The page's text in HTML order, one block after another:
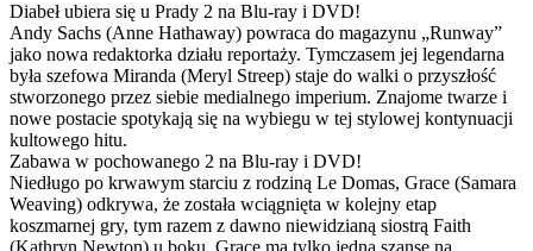
Diabeł ubiera się u Prady 2 na Blu-ray i DVD!
Andy Sachs (Anne Hathaway) powraca do magazynu „Runway”
jako nowa redaktorka działu reportaży. Tymczasem jej legendarna
była szefowa Miranda (Meryl Streep) staje do walki o przyszłość
stworzonego przez siebie medialnego imperium. Znajome twarze i
nowe postacie spotykają się na wybiegu w tej stylowej kontynuacji
kultowego hitu.
Zabawa w pochowanego 2 na Blu-ray i DVD!
Niedługo po krwawym starciu z rodziną Le Domas, Grace (Samara
Weaving) odkrywa, że została wciągnięta w kolejny etap
koszmarnej gry, tym razem z dawno niewidzianą siostrą Faith
(Kathryn Newton) u boku. Grace ma tylko jedną szansę na